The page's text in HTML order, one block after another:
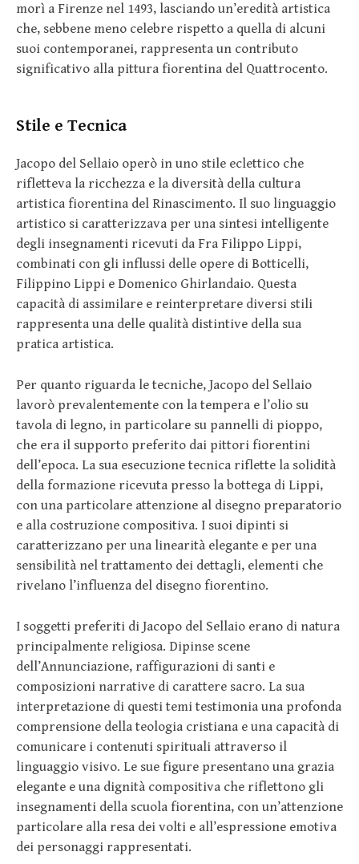
morì a Firenze nel 1493, lasciando un’eredità artistica
che, sebbene meno celebre rispetto a quella di alcuni
suoi contemporanei, rappresenta un contributo
significativo alla pittura fiorentina del Quattrocento.
Stile e Tecnica
Jacopo del Sellaio operò in uno stile eclettico che
rifletteva la ricchezza e la diversità della cultura
artistica fiorentina del Rinascimento. Il suo linguaggio
artistico si caratterizzava per una sintesi intelligente
degli insegnamenti ricevuti da Fra Filippo Lippi,
combinati con gli influssi delle opere di Botticelli,
Filippino Lippi e Domenico Ghirlandaio. Questa
capacità di assimilare e reinterpretare diversi stili
rappresenta una delle qualità distintive della sua
pratica artistica.
Per quanto riguarda le tecniche, Jacopo del Sellaio
lavorò prevalentemente con la tempera e l’olio su
tavola di legno, in particolare su pannelli di pioppo,
che era il supporto preferito dai pittori fiorentini
dell’epoca. La sua esecuzione tecnica riflette la solidità
della formazione ricevuta presso la bottega di Lippi,
con una particolare attenzione al disegno preparatorio
e alla costruzione compositiva. I suoi dipinti si
caratterizzano per una linearità elegante e per una
sensibilità nel trattamento dei dettagli, elementi che
rivelano l’influenza del disegno fiorentino.
I soggetti preferiti di Jacopo del Sellaio erano di natura
principalmente religiosa. Dipinse scene
dell’Annunciazione, raffigurazioni di santi e
composizioni narrative di carattere sacro. La sua
interpretazione di questi temi testimonia una profonda
comprensione della teologia cristiana e una capacità di
comunicare i contenuti spirituali attraverso il
linguaggio visivo. Le sue figure presentano una grazia
elegante e una dignità compositiva che riflettono gli
insegnamenti della scuola fiorentina, con un’attenzione
particolare alla resa dei volti e all’espressione emotiva
dei personaggi rappresentati.